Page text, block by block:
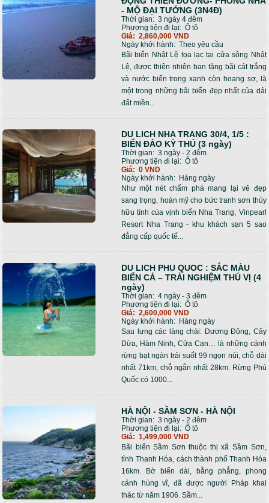
- MỘ ĐẠI TƯỚNG (3N4Đ)
Thời gian: 3 ngày 4 đêm
Phương tiện đi lại: Ô tô
Giá: 2,860,000 VND
Ngày khởi hành: Theo yêu cầu
Bãi biển Nhật Lệ tọa lạc tại cửa sông Nhật
Lệ, được thiên nhiên ban tặng bãi cát trắng
và nước biển trong xanh còn hoang sơ, là
một trong những bãi biển đẹp nhất của dải
đất miền...
DU LICH NHA TRANG 30/4, 1/5 :
BIỂN ĐẢO KỲ THÚ (3 ngày)
Thời gian: 3 ngày - 2 đêm
Phương tiện đi lại: Ô tô
Giá: 0 VND
Ngày khởi hành: Hàng ngày
Như một nét chấm phá mang lại vẻ đẹp
sang trọng, hoàn mỹ cho bức tranh sơn thủy
hữu tình của vịnh biển Nha Trang, Vinpearl
Resort Nha Trang - khu khách sạn 5 sao
đẳng cấp quốc tế...
DU LICH PHU QUOC : SẮC MÀU
BIỂN CẢ – TRẢI NGHIỆM THÚ VỊ (4
ngày)
Thời gian: 4 ngày - 3 đêm
Phương tiện đi lại: Ô tô
Giá: 2,600,000 VND
Ngày khởi hành: Hàng ngày
Sau lưng các làng chài: Dương Đông, Cây
Dừa, Hàm Ninh, Cửa Can… là những cánh
rừng bạt ngàn trải suốt 99 ngọn núi, chỗ dài
nhất 71km, chỗ ngắn nhất 28km. Rừng Phú
Quốc có 1000...
HÀ NỘI - SẦM SƠN - HÀ NỘI
Thời gian: 3 ngày - 2 đêm
Phương tiện đi lại: Ô tô
Giá: 1,499,000 VND
Bãi biển Sầm Sơn thuộc thị xã Sầm Sơn,
tỉnh Thanh Hóa, cách thành phố Thanh Hóa
16km. Bờ biển dài, bằng phẳng, phong
cảnh hùng vĩ, đã được người Pháp khai
thác từ năm 1906. Sầm...